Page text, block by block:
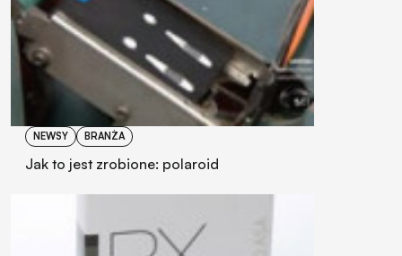
NEWSY BRANŻA
Jak to jest zrobione: polaroid